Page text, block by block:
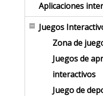
Aplicaciones
Juegos
Zona de
Juegos de
interactivos
Juego de